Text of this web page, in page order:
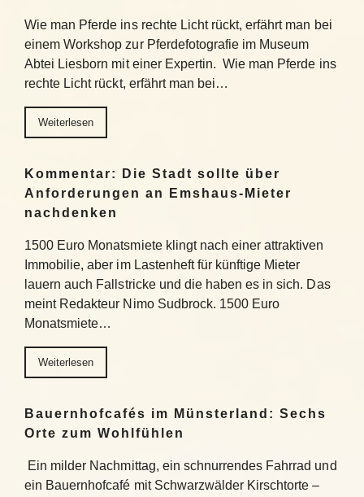
Wie man Pferde ins rechte Licht rückt, erfährt man bei
einem Workshop zur Pferdefotografie im Museum
Abtei Liesborn mit einer Expertin. Wie man Pferde ins
rechte Licht rückt, erfährt man bei…
Weiterlesen
Kommentar: Die Stadt sollte über
Anforderungen an Emshaus-Mieter
nachdenken
1500 Euro Monatsmiete klingt nach einer attraktiven
Immobilie, aber im Lastenheft für künftige Mieter
lauern auch Fallstricke und die haben es in sich. Das
meint Redakteur Nimo Sudbrock. 1500 Euro
Monatsmiete…
Weiterlesen
Bauernhofcafés im Münsterland: Sechs
Orte zum Wohlfühlen
Ein milder Nachmittag, ein schnurrendes Fahrrad und
ein Bauernhofcafé mit Schwarzwälder Kirschtorte –